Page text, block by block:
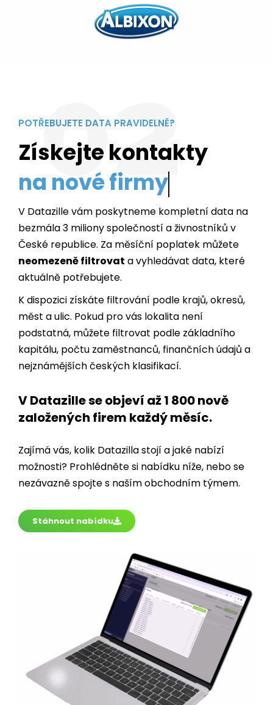
02
POTŘEBUJETE DATA PRAVIDELNĚ?
Získejte kontakty
V Datazille vám poskytneme kompletní data na
bezmála 3 miliony společností a živnostníků v
České republice. Za měsíční poplatek můžete
neomezeně filtrovata vyhledávat data, které
aktuálně potřebujete.
K dispozici získáte filtrování podle krajů, okresů,
měst a ulic. Pokud pro vás lokalita není
podstatná, můžete filtrovat podle základního
kapitálu, počtu zaměstnanců, finančních údajů a
nejznámějších českých klasifikací.
V Datazille se objeví až 1 800 nově
Zajímá vás, kolik Datazilla stojí a jaké nabízí
nezávazně spojte s naším obchodním týmem.
Stáhnout nabídku